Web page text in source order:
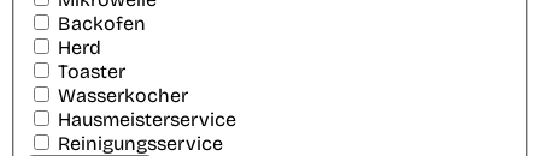
Backofen
Herd
Toaster
Wasserkocher
Hausmeisterservice
Reinigungsservice